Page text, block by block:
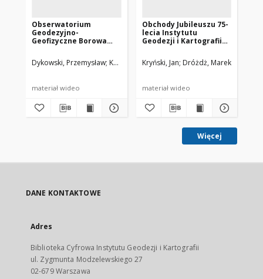
Obserwatorium
Geodezyjno-
Geofizyczne Borowa
teraźniejszość i
przyszłość
Dykowski, Przemysław Kryński, Jan Sękowski, Marcin Dróżdż, Marek
materiał wideo
Obchody Jubileuszu 75-
lecia Instytutu
Geodezji i Kartografii
Geodezji i Geodynamiki
Kryński, Jan Dróżdż, Marek
materiał wideo
Więcej
DANE KONTAKTOWE
Adres
Biblioteka Cyfrowa Instytutu Geodezji i Kartografii
ul. Zygmunta Modzelewskiego 27
02-679 Warszawa